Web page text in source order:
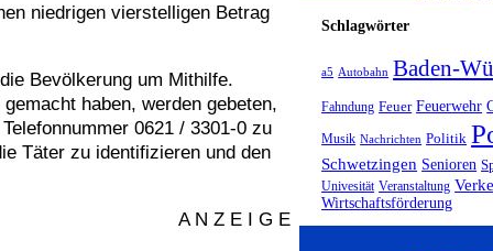
niedrigen vierstelligen Betrag
Bevölkerung um Mithilfe.
haben, werden gebeten,
0621 / 3301-0 zu
Täter zu identifizieren und den
A N Z E I G E
Schlagwörter
a5 Autobahn Baden-
Fahndung Feuer Feuerwehr
Musik Nachrichten Politik
Schwetzingen Senioren
Univesität Veranstaltung
Wirtschaftsförderung